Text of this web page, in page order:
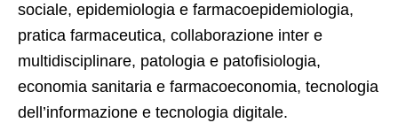
sociale, epidemiologia e farmacoepidemiologia,
pratica farmaceutica, collaborazione inter e
multidisciplinare, patologia e patofisiologia,
economia sanitaria e farmacoeconomia, tecnologia
dell’informazione e tecnologia digitale.